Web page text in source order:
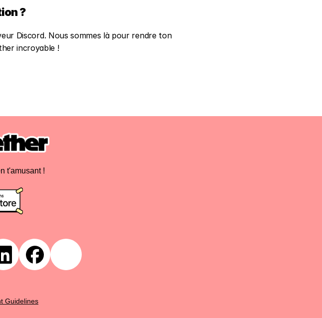
?
Discord. Nous sommes là pour rendre ton
incroyable !
Guidelines
t'amusant !